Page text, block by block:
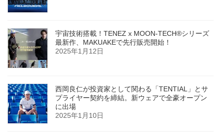
宇宙技術搭載！TENEZ x MOON-TECH®シリーズ
最新作、MAKUAKEで先行販売開始！
2025年1月12日
西岡良仁が投資家として関わる「TENTIAL」とサ
プライヤー契約を締結。新ウェアで全豪オープン
に出場
2025年1月10日